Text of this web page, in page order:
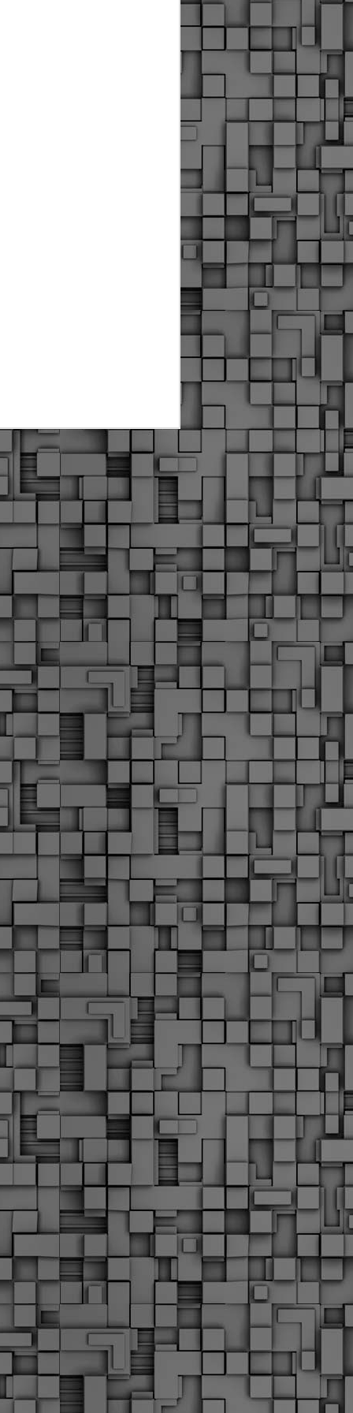
αστυνομικούς, οι οποίοι έχουν
εκπαίδευσή τους και
καθήκοντα.
ο Δήμος παρέλαβε τρία
οποία θα χρησιμοποιούνται για
Η Δημοτική Αστυνομία
Θεσσαλονίκης βεβαίωσε κατά
τις προηγούμενες ημέρες
πρόστιμα για 11 διοικητικές
παραβάσεις που έλαβαν
εργασιών από εργολαβικά
συνεργεία και οι οποίες
αφορούσαν εκτέλεση
εργασιών χωρίς νόμιμη
σήμανση και στην απόθεση
υλικών – εργαλείων εκτός του
προβλεπόμενου εργοταξίου.